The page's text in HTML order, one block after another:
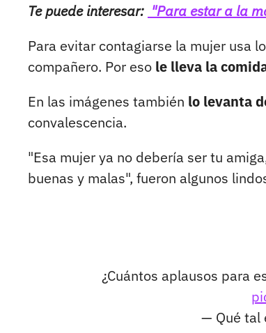
Te puede interesar: "Para estar a la
Para evitar contagiarse la mujer usa
compañero. Por eso le lleva la
En las imágenes también lo levanta
convalescencia.
"Esa mujer ya no debería ser tu
buenas y malas", fueron algunos
¿Cuántos aplausos para
— Qué tal